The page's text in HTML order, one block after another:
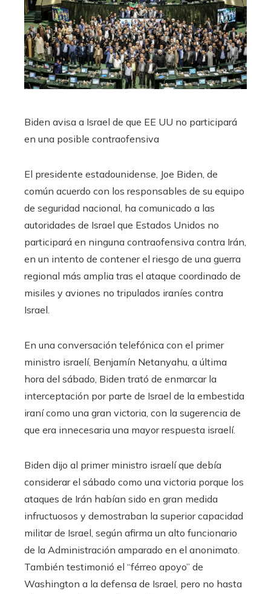
Biden avisa a Israel de que EE UU no participará
en una posible contraofensiva
El presidente estadounidense, Joe Biden, de
común acuerdo con los responsables de su equipo
de seguridad nacional, ha comunicado a las
autoridades de Israel que Estados Unidos no
participará en ninguna contraofensiva contra Irán,
en un intento de contener el riesgo de una guerra
regional más amplia tras el ataque coordinado de
misiles y aviones no tripulados iraníes contra
Israel.
En una conversación telefónica con el primer
ministro israelí, Benjamín Netanyahu, a última
hora del sábado, Biden trató de enmarcar la
interceptación por parte de Israel de la embestida
iraní como una gran victoria, con la sugerencia de
que era innecesaria una mayor respuesta israelí.
Biden dijo al primer ministro israelí que debía
considerar el sábado como una victoria porque los
ataques de Irán habían sido en gran medida
infructuosos y demostraban la superior capacidad
militar de Israel, según afirma un alto funcionario
de la Administración amparado en el anonimato.
También testimonió el “férreo apoyo” de
Washington a la defensa de Israel, pero no hasta